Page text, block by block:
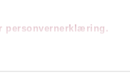
personvernerklæring.